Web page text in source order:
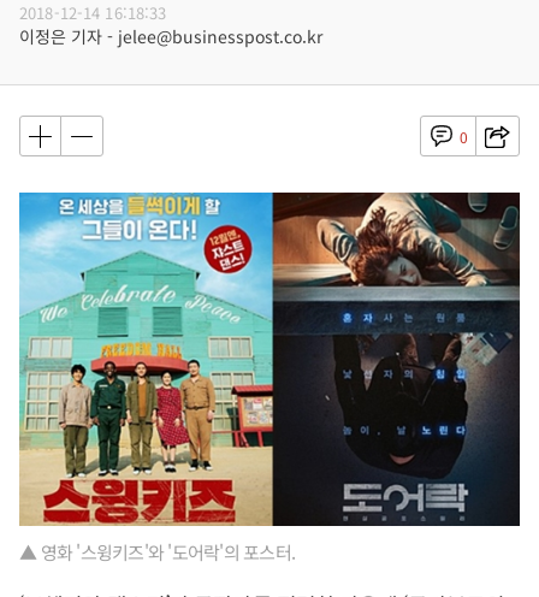
2018-12-14 16:18:33
이정은 기자 - jelee@businesspost.co.kr
0
▲ 영화 '스윙키즈'와 '도어락'의 포스터.